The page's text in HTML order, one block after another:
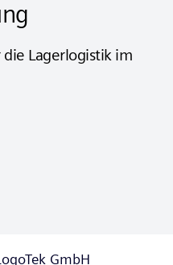
Lagerlogistik im
GmbH